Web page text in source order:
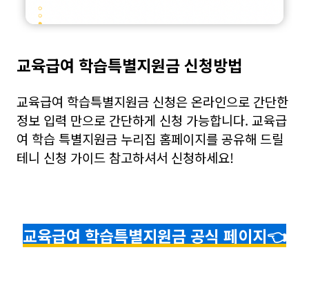
교육급여 학습특별지원금 신청방법
교육급여 학습특별지원금 신청은 온라인으로 간단한
정보 입력 만으로 간단하게 신청 가능합니다. 교육급
여 학습 특별지원금 누리집 홈페이지를 공유해 드릴
테니 신청 가이드 참고하셔서 신청하세요!
교육급여 학습특별지원금 공식 페이지👈